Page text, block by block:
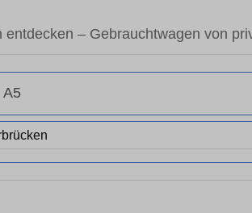
– Gebrauchtwagen von